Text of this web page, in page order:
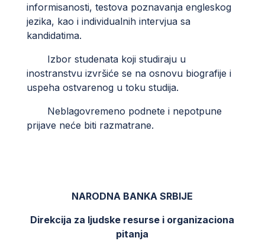
informisanosti, testova poznavanja engleskog
jezika, kao i individualnih intervjua sa
kandidatima.
Izbor studenata koji studiraju u
inostranstvu izvršiće se na osnovu biografije i
uspeha ostvarenog u toku studija.
Neblagovremeno podnete i nepotpune
prijave neće biti razmatrane.
NARODNA BANKA SRBIJE
Direkcija za ljudske resurse i organizaciona
pitanja